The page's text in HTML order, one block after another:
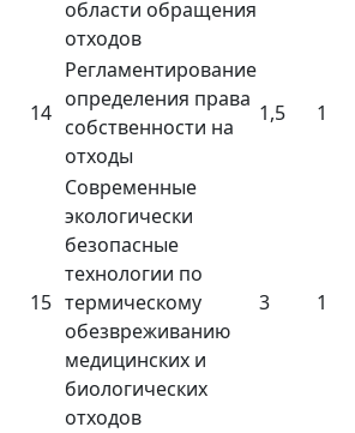
области обращения
отходов
14
Регламентирование
определения права
собственности на
отходы
1,5 1
15
Современные
экологически
безопасные
технологии по
термическому
обезвреживанию
медицинских и
биологических
отходов
3 1